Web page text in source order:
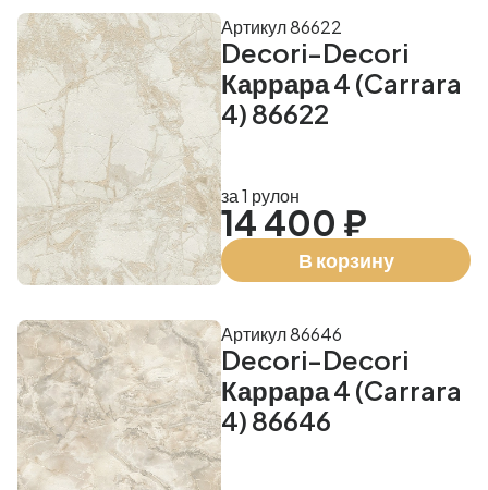
Decori-Decori
Каррара 4 (Carrara
4) 86622
Артикул 86622
за 1 рулон
14 400 ₽
В корзину
Decori-Decori
Каррара 4 (Carrara
4) 86646
Артикул 86646